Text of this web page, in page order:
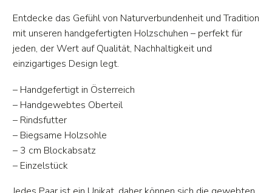
Entdecke das Gefühl von Naturverbundenheit und Tradition
mit unseren handgefertigten Holzschuhen – perfekt für
jeden, der Wert auf Qualität, Nachhaltigkeit und
einzigartiges Design legt.
– Handgefertigt in Österreich
– Handgewebtes Oberteil
– Rindsfutter
– Biegsame Holzsohle
– 3 cm Blockabsatz
– Einzelstück